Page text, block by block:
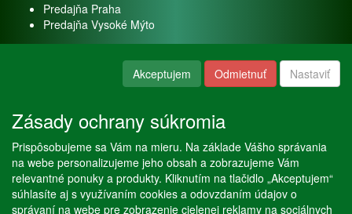
Predajňa Praha
Predajňa Vysoké Mýto
Naše služby
Servis
Predaj akváriových rýb
Predaj akváriových rastlín
Akceptujem Odmietnuť Nastaviť
Zásady ochrany súkromia
Prispôsobujeme sa Vám na mieru. Na základe Vášho správania
na webe personalizujeme jeho obsah a zobrazujeme Vám
relevantné ponuky a produkty. Kliknutím na tlačidlo „Akceptujem“
súhlasíte aj s využívaním cookies a odovzdaním údajov o
správaní na webe pre zobrazenie cielenej reklamy na sociálnych